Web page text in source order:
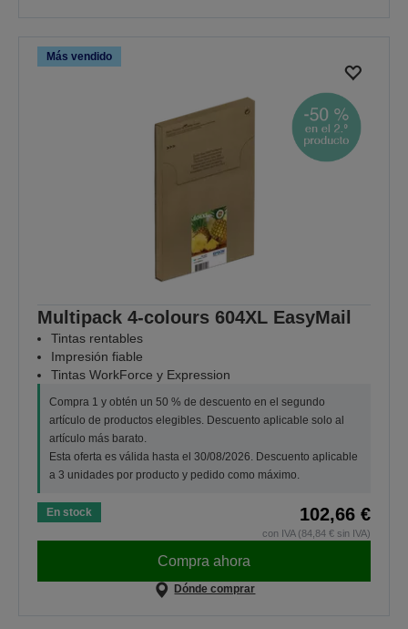
Más vendido
Multipack 4-colours 604XL EasyMail
Tintas rentables
Impresión fiable
Tintas WorkForce y Expression
Compra 1 y obtén un 50 % de descuento en el segundo
artículo de productos elegibles. Descuento aplicable solo al
artículo más barato.
Esta oferta es válida hasta el 30/08/2026. Descuento aplicable
a 3 unidades por producto y pedido como máximo.
En stock 102,66 €
con IVA (84,84 € sin IVA)
Compra ahora
Dónde comprar